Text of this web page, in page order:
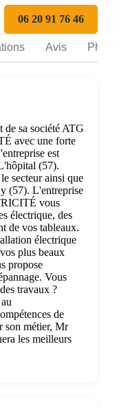
06 20 91 76 46
Avis Photos
sa société ATG
avec une forte
est
(57).
secteur ainsi que
(57). L'entreprise
vous
électrique, des
de vos tableaux.
électrique
plus beaux
propose
Vous
travaux ?
de
son métier, Mr
les meilleurs